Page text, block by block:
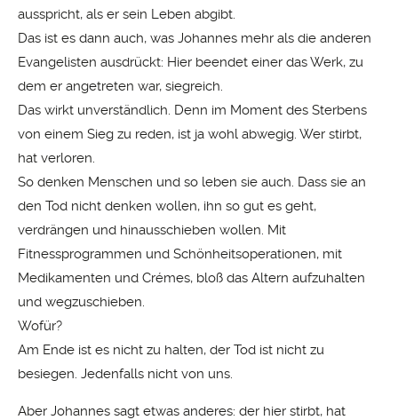
ausspricht, als er sein Leben abgibt.
Das ist es dann auch, was Johannes mehr als die anderen
Evangelisten ausdrückt: Hier beendet einer das Werk, zu
dem er angetreten war, siegreich.
Das wirkt unverständlich. Denn im Moment des Sterbens
von einem Sieg zu reden, ist ja wohl abwegig. Wer stirbt,
hat verloren.
So denken Menschen und so leben sie auch. Dass sie an
den Tod nicht denken wollen, ihn so gut es geht,
verdrängen und hinausschieben wollen. Mit
Fitnessprogrammen und Schönheitsoperationen, mit
Medikamenten und Crémes, bloß das Altern aufzuhalten
und wegzuschieben.
Wofür?
Am Ende ist es nicht zu halten, der Tod ist nicht zu
besiegen. Jedenfalls nicht von uns.
Aber Johannes sagt etwas anderes: der hier stirbt, hat